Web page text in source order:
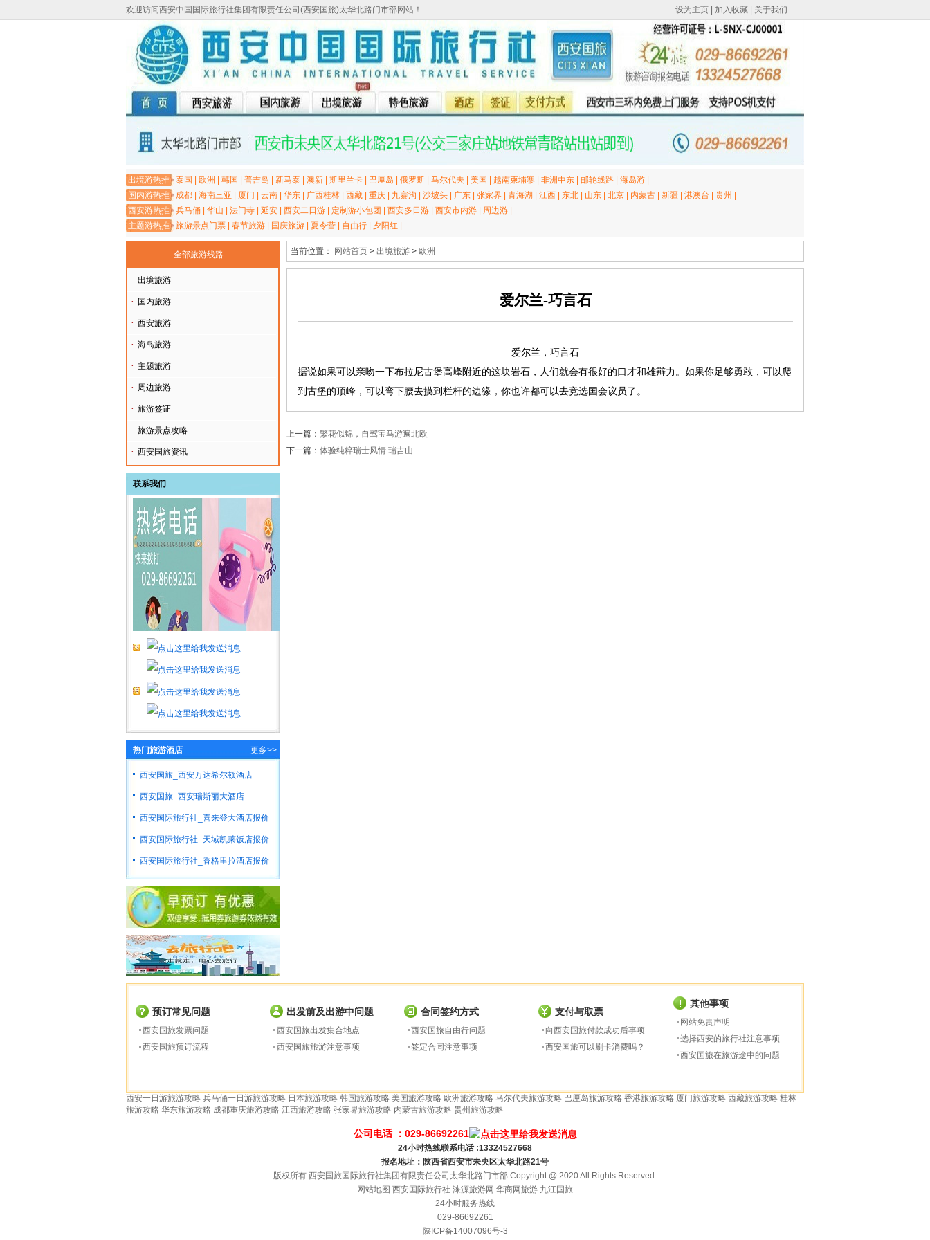
欢迎访问西安中国国际旅行社集团有限责任公司(西安国旅)太华北路门市部网站！ 设为主页 加入收藏 关于我们
出境游热推泰国 欧洲 韩国 普吉岛 新马泰 澳新 斯里兰卡 巴厘岛 俄罗斯 马尔代夫 美国 越南柬埔寨 非洲中东 邮轮线路 海岛游
国内游热推 成都 海南三亚 厦门 云南 华东 广西桂林 西藏 重庆 九寨沟 沙坡头 广东 张家界 青海湖 江西 东北 山东 北京 内蒙古 新疆 港澳台 贵州
西安游热推兵马俑 华山 法门寺 延安 西安二日游 定制游小包团 西安多日游 西安市内游 周边游
主题游热推旅游景点门票 春节旅游 国庆旅游 夏令营 自由行 夕阳红
全部旅游线路
· 出境旅游
· 国内旅游
· 西安旅游
· 海岛旅游
· 主题旅游
· 周边旅游
· 旅游签证
· 旅游景点攻略
· 西安国旅资讯
联系我们
热门旅游酒店 更多>>
西安国旅_西安万达希尔顿酒店
西安国旅_西安瑞斯丽大酒店
西安国际旅行社_喜来登大酒店报价
西安国际旅行社_天域凯莱饭店报价
西安国际旅行社_香格里拉酒店报价
当前位置： 网站首页 > 出境旅游 > 欧洲
爱尔兰-巧言石
爱尔兰，巧言石
据说如果可以亲吻一下布拉尼古堡高峰附近的这块岩石，人们就会有很好的口才和雄辩力。如果你足够勇敢，可以爬
到古堡的顶峰，可以弯下腰去摸到栏杆的边缘，你也许都可以去竞选国会议员了。
上一篇： 繁花似锦，自驾宝马游遍北欧
下一篇： 体验纯粹瑞士风情 瑞吉山
预订常见问题
西安国旅发票问题
西安国旅预订流程
出发前及出游中问题
西安国旅出发集合地点
西安国旅旅游注意事项
合同签约方式
西安国旅自由行问题
签定合同注意事项
支付与取票
向西安国旅付款成功后事项
西安国旅可以刷卡消费吗？
其他事项
网站免责声明
选择西安的旅行社注意事项
西安国旅在旅游途中的问题
西安一日游旅游攻略 兵马俑一日游旅游攻略 日本旅游攻略 韩国旅游攻略 美国旅游攻略 欧洲旅游攻略 马尔代夫旅游攻略 巴厘岛旅游攻略 香港旅游攻略 厦门旅游攻略 西藏旅游攻略 桂林
旅游攻略 华东旅游攻略 成都重庆旅游攻略 江西旅游攻略 张家界旅游攻略 内蒙古旅游攻略 贵州旅游攻略
公司电话 ：029-86692261
24小时热线联系电话 :13324527668
报名地址：陕西省西安市未央区太华北路21号
版权所有 西安国旅国际旅行社集团有限责任公司太华北路门市部 Copyright @ 2020 All Rights Reserved.
网站地图 西安国际旅行社 涞源旅游网 华商网旅游 九江国旅
24小时服务热线
029-86692261
陕ICP备14007096号-3